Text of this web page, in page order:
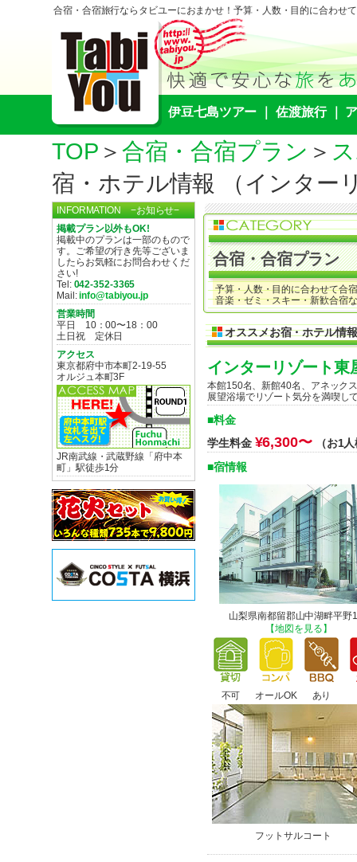
合宿・合宿旅行ならタビユーにおまかせ！予算・人数・目的に合わせ
伊豆七島ツアー ｜佐渡旅行｜
TOP ＞ 合宿・合宿プラン ＞
宿・ホテル情報 （インター
INFORMATION −お知らせ−
掲載プラン以外もOK!
掲載中のプランは一部のもので
す。ご希望の行き先等ございま
したらお気軽にお問合わせくだ
さい!
Tel: 042-352-3365
Mail:info@tabiyou.jp
営業時間
平日 10：00〜18：00
土日祝 定休日
アクセス
東京都府中市本町2-19-55
オルジュ本町3F
JR南武線・武蔵野線「府中本
町」駅徒歩1分
合宿・合宿プラン
予算・人数・目的に合わせて合
音楽・ゼミ・スキー・新歓合宿
オススメお宿・ホテル情
インターリゾート
本館150名、新館40名、アネック
展望浴場でリゾート気分を満喫し
■料金
学生料金 ¥6,300〜（お1
■宿情報
山梨県南都留郡山中湖畔平野
【地図を見る】
不可 オールOK あり
フットサルコート